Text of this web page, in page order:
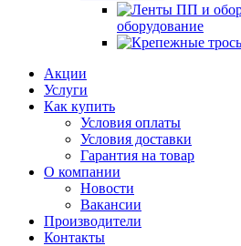
оборудование
Акции
Услуги
Как купить
Условия оплаты
Условия доставки
Гарантия на товар
О компании
Новости
Вакансии
Производители
Контакты